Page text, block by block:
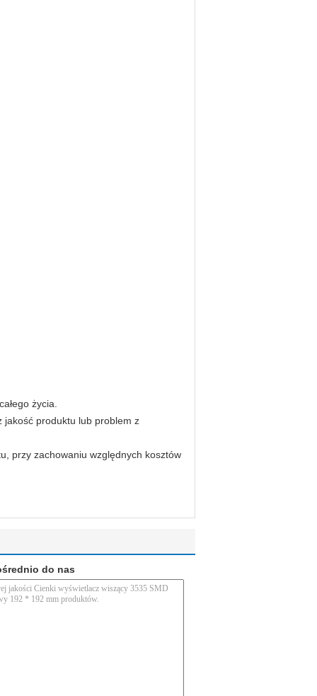
życia.
jakość produktu lub problem z
przy zachowaniu względnych kosztów
do nas